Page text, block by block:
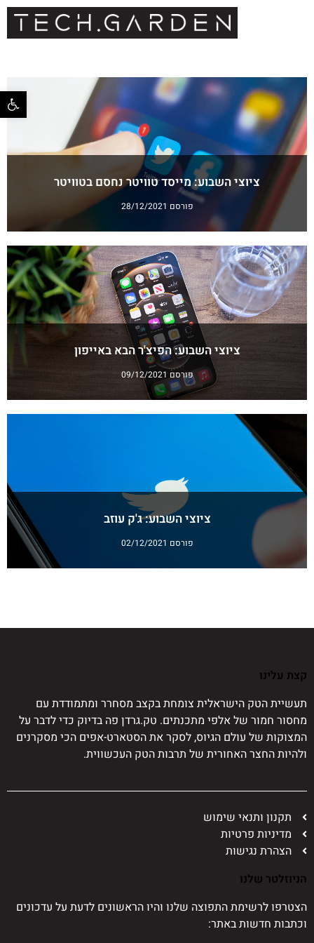
פתח
ציוצי השבוע: מייסד טוויטר נחסם בטוויטר
פורסם 28/12/2021
ציוצי השבוע: הפיצ'ר הבא באייפון
פורסם 09/12/2021
ציוצי השבוע: ג'ק עוזב
פורסם 02/12/2021
קצת עלינו
תעשיית הטק הישראלית צומחת בקצב מסחרר ומתמודדת עם
מחסור חמור של אלפי מתכנתים. טק.גרדן פה בדיוק כדי לדבר על
המצוקות של עולם הגיוס, לסקר את הסטארט-אפים הכי מסקרנים
ולהיות החצר האחורית של תרבות הטק העכשווית.
תקנון ותנאי שימוש
מדיניות פרטיות
הצהרת נגישות
הניוזלטר שלנו
הצטרפו לרשימת התפוצה שלנו והיו הראשונים לדעת על עדכונים
וכתבות חדשות באתר: